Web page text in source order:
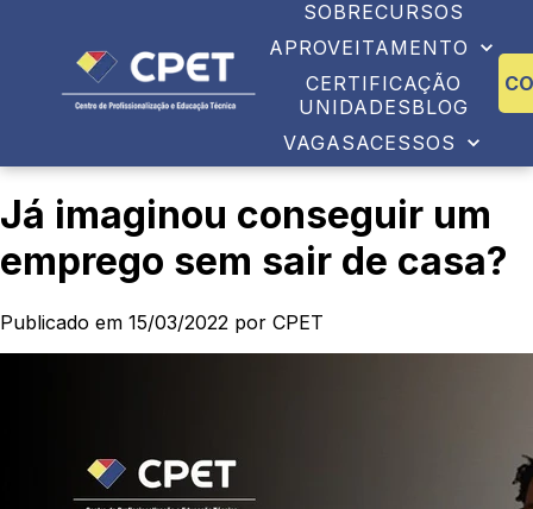
SOBRECURSOS
APROVEITAMENTO
CERTIFICAÇÃO
UNIDADESBLOG
VAGASACESSOS
Já imaginou conseguir um
emprego sem sair de casa?
Publicado em 15/03/2022 por CPET